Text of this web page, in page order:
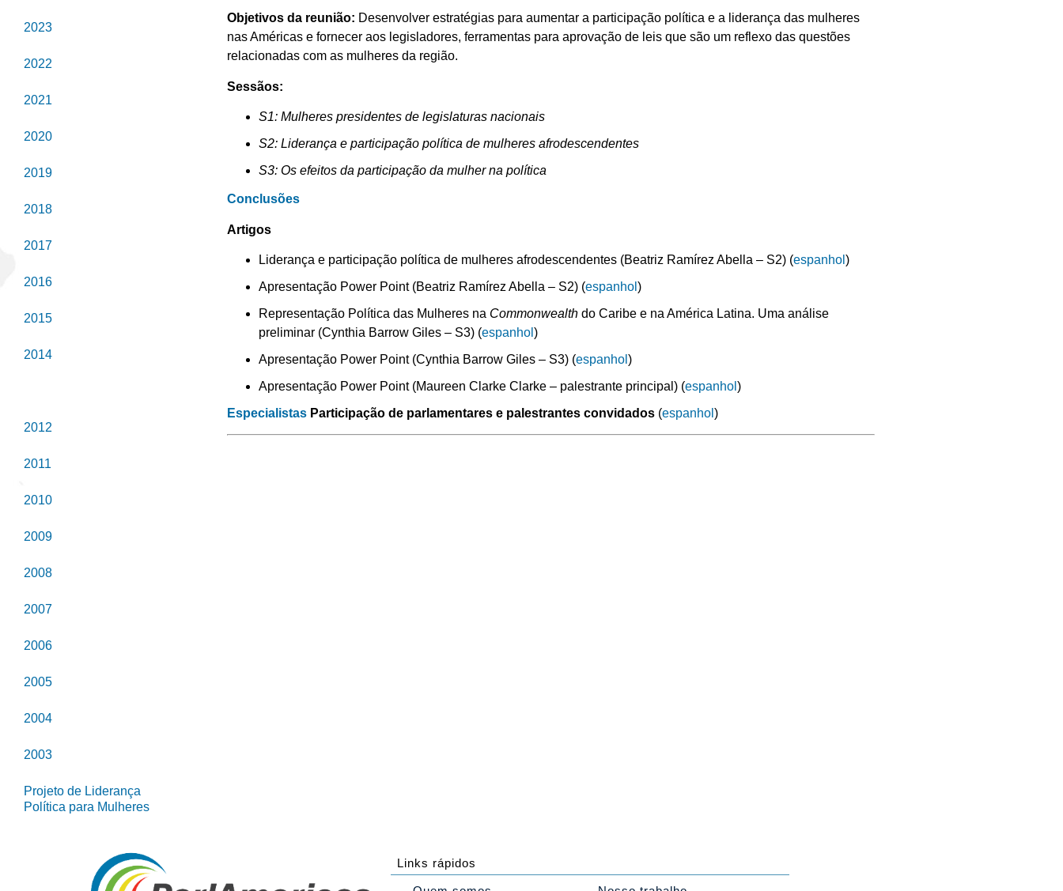
2023
2022
2021
2020
2019
2018
2017
2016
2015
2014
2012
2011
2010
2009
2008
2007
2006
2005
2004
2003
Projeto de Liderança
Política para Mulheres
Objetivos da reunião: Desenvolver estratégias para aumentar a participação política e a liderança das mulheres
nas Américas e fornecer aos legisladores, ferramentas para aprovação de leis que são um reflexo das questões
relacionadas com as mulheres da região.
Sessãos:
S1: Mulheres presidentes de legislaturas nacionais
S2: Liderança e participação política de mulheres afrodescendentes
S3: Os efeitos da participação da mulher na política
Conclusões
Artigos
Liderança e participação política de mulheres afrodescendentes (Beatriz Ramírez Abella – S2) (espanhol )
Apresentação Power Point (Beatriz Ramírez Abella – S2) (espanhol )
Representação Política das Mulheres na Commonwealthdo Caribe e na América Latina. Uma análise
preliminar (Cynthia Barrow Giles – S3) (espanhol )
Apresentação Power Point (Cynthia Barrow Giles – S3) (espanhol )
Apresentação Power Point (Maureen Clarke Clarke – palestrante principal) (espanhol )
Especialistas Participação de parlamentares e palestrantes convidados(espanhol )
Links rápidos